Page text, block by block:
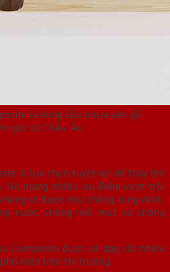
là dòng cửa nhựa vân gỗ
gốc từ Châu Âu
là lựa chọn tuyệt vời để thay thế
Nó mang nhiều ưu điểm vượt trội
có được như chống cong vênh,
nước, chống mối mọt, và chống
Composite được sử dụng rất nhiều
biến trên thị trường.